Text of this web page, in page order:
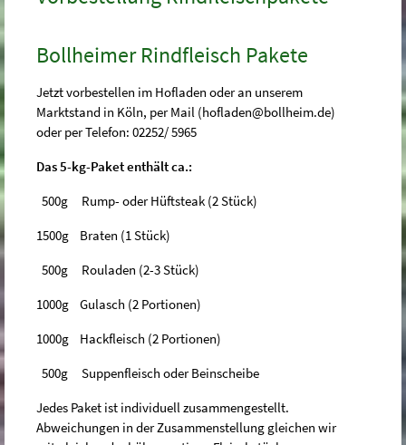
Bollheimer Rindfleisch Pakete
Jetzt vorbestellen im Hofladen oder an unserem
Marktstand in Köln, per Mail (hofladen@bollheim.de)
oder per Telefon: 02252/ 5965
Das 5-kg-Paket enthält ca.:
500g Rump- oder Hüftsteak (2 Stück)
1500g Braten (1 Stück)
500g Rouladen (2-3 Stück)
1000g Gulasch (2 Portionen)
1000g Hackfleisch (2 Portionen)
500g Suppenfleisch oder Beinscheibe
Jedes Paket ist individuell zusammengestellt.
Abweichungen in der Zusammenstellung gleichen wir